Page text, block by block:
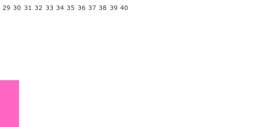
29 30 31 32 33 34 35 36 37 38 39 40